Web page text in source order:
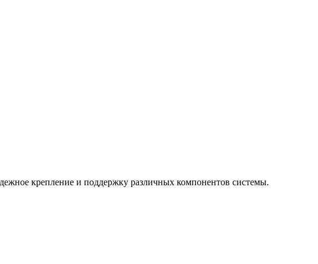
крепление и поддержку различных компонентов системы.